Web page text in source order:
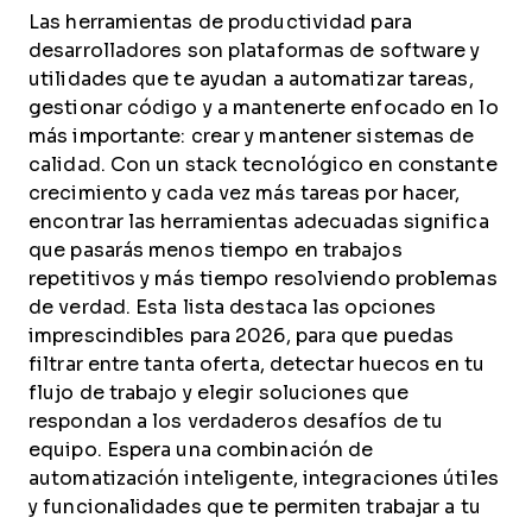
Las herramientas de productividad para
desarrolladores son plataformas de software y
utilidades que te ayudan a automatizar tareas,
gestionar código y a mantenerte enfocado en lo
más importante: crear y mantener sistemas de
calidad. Con un stack tecnológico en constante
crecimiento y cada vez más tareas por hacer,
encontrar las herramientas adecuadas significa
que pasarás menos tiempo en trabajos
repetitivos y más tiempo resolviendo problemas
de verdad. Esta lista destaca las opciones
imprescindibles para 2026, para que puedas
filtrar entre tanta oferta, detectar huecos en tu
flujo de trabajo y elegir soluciones que
respondan a los verdaderos desafíos de tu
equipo. Espera una combinación de
automatización inteligente, integraciones útiles
y funcionalidades que te permiten trabajar a tu